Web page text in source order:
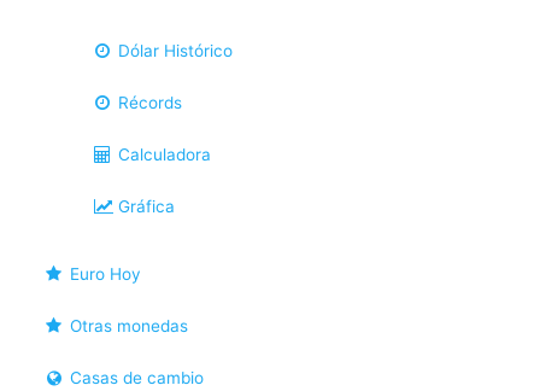
Dólar Histórico
Récords
Calculadora
Gráfica
Euro Hoy
Otras monedas
Casas de cambio